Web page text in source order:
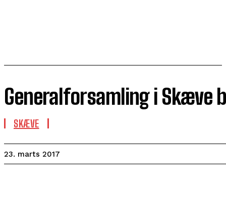
Generalforsamling i Skæve
SKÆVE
23. marts 2017